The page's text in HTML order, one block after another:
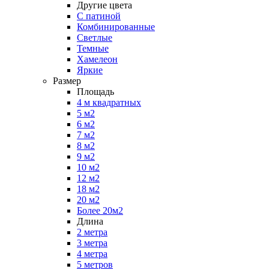
Другие цвета
С патиной
Комбинированные
Светлые
Темные
Хамелеон
Яркие
Размер
Площадь
4 м квадратных
5 м2
6 м2
7 м2
8 м2
9 м2
10 м2
12 м2
18 м2
20 м2
Более 20м2
Длина
2 метра
3 метра
4 метра
5 метров